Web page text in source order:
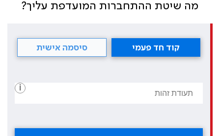
מה שיטת ההתחברות המועדפת עליך?
קוד חד פעמי סיסמה אישית
i